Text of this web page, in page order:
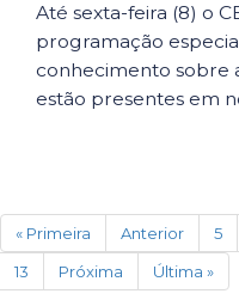
Até sexta-feira (8) o
programação
conhecimento sobre
estão presentes em
« Primeira Anterior 5
13
Próxima Última »